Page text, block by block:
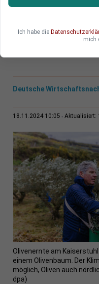
Jahren explodiert.
gute Ernte und
Deutsche
18.11.2024 10:05 Aktualisiert:
Olivenernte am
einem Olivenbaum. Der
möglich, Oliven auch
dpa)
Ich habe die
mich